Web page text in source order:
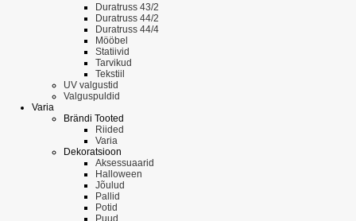
Duratruss 43/2
Duratruss 44/2
Duratruss 44/4
Mööbel
Statiivid
Tarvikud
Tekstiil
UV valgustid
Valguspuldid
Varia
Brändi Tooted
Riided
Varia
Dekoratsioon
Aksessuaarid
Halloween
Jõulud
Pallid
Potid
Puud